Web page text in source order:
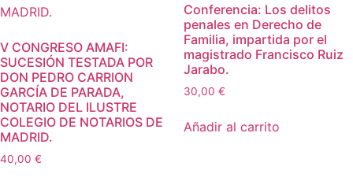
V CONGRESO AMAFI:
SUCESIÓN TESTADA POR
DON PEDRO CARRION
GARCÍA DE PARADA,
NOTARIO DEL ILUSTRE
COLEGIO DE NOTARIOS DE
MADRID.
40,00 €
Conferencia: Los delitos
penales en Derecho de
Familia, impartida por el
magistrado Francisco Ruiz
Jarabo.
30,00 €
Añadir al carrito